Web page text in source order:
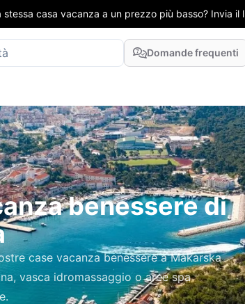
stessa casa vacanza a un prezzo più basso? Invia
Domande frequenti
benessere di
case vacanza benessere a Makarska
vasca idromassaggio o aree spa